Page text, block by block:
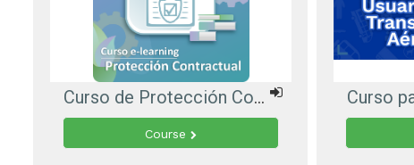
Curso de Protección Contractual
Course